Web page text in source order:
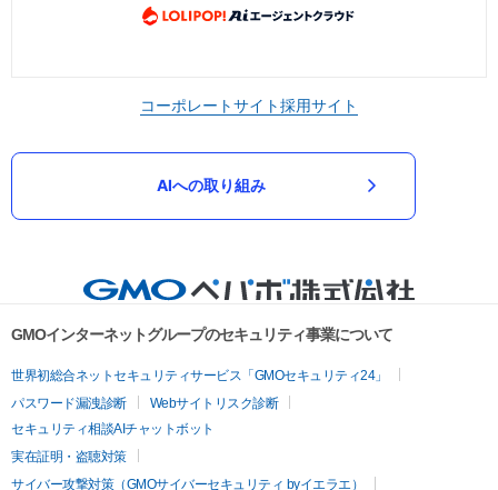
コーポレートサイト採用サイト
AIへの取り組み
GMOインターネットグループのセキュリティ事業について
世界初総合ネットセキュリティサービス「GMOセキュリティ24」
パスワード漏洩診断
Webサイトリスク診断
セキュリティ相談AIチャットボット
実在証明・盗聴対策
サイバー攻撃対策（GMOサイバーセキュリティ byイエラエ）